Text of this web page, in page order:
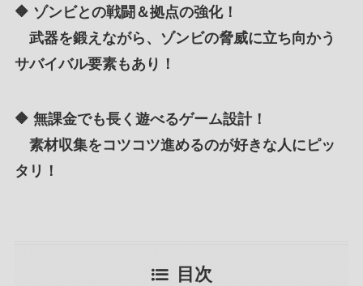
🔶 ゾンビとの戦闘＆拠点の強化！
武器を鍛えながら、ゾンビの脅威に立ち向かう
サバイバル要素もあり！
🔶 無課金でも長く遊べるゲーム設計！
素材収集をコツコツ進めるのが好きな人にピッ
タリ！
目次